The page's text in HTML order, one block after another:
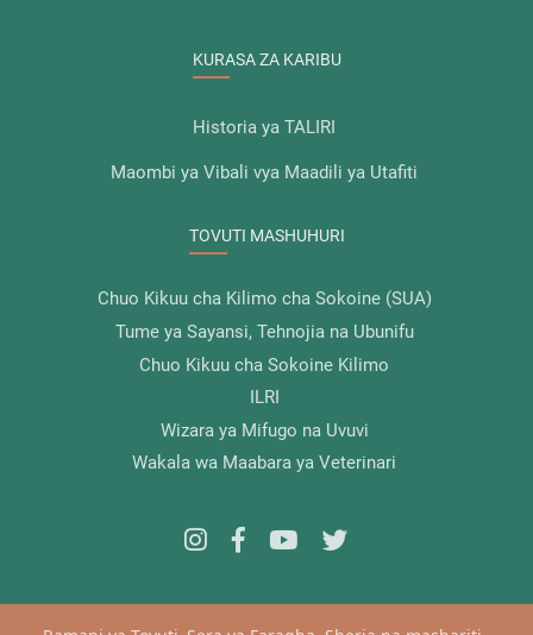
KURASA ZA KARIBU
Historia ya TALIRI
Maombi ya Vibali vya Maadili ya Utafiti
TOVUTI MASHUHURI
Chuo Kikuu cha Kilimo cha Sokoine (SUA)
Tume ya Sayansi, Tehnojia na Ubunifu
Chuo Kikuu cha Sokoine Kilimo
ILRI
Wizara ya Mifugo na Uvuvi
Wakala wa Maabara ya Veterinari